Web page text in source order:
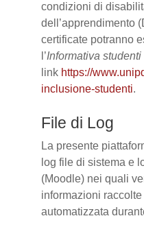
condizioni di
dell’apprendimento
certificate potranno
l’Informativa
link https://
inclusione-studenti.
File di Log
La presente
log file di sistema e
(Moodle) nei quali
informazioni
automatizzata